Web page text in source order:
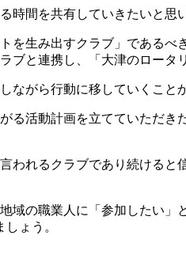
時間を共有していきたいと思
生み出すクラブ」であるべ
と連携し、「大津のロータ
がら行動に移していくこと
活動計画を立てていただき
れるクラブであり続ける
の職業人に「参加したい」
ょう。